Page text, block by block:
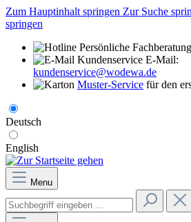
Zum Hauptinhalt springen Zur Suche
springen
Persönliche Fachberatung
E-Mail:
kundenservice@wodewa.de
Muster-Service für den
Deutsch
English
Menu